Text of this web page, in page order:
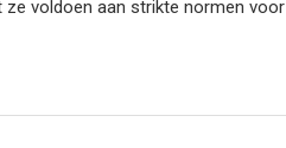
ze voldoen aan strikte normen voor